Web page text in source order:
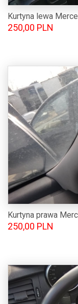
Kurtyna lewa
250,00 PLN
Kurtyna prawa
250,00 PLN